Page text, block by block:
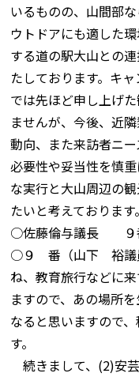
いるものの、山間部
ウトドアにも適した
する道の駅大山との
たしております。キ
では先ほど申し上げ
ませんが、今後、近
動向、また来訪者ニ
必要性や妥当性を慎
な実行と大山周辺の
たいと考えております
○佐藤倫与議長 ９
○９ 番（山下 裕議
ね、教育旅行などに
ますので、あの場所
なると思いますので
す。
続きまして、(2)安